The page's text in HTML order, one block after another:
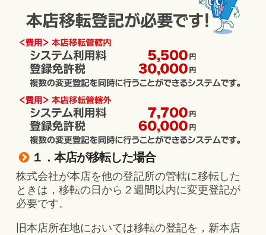
１．本店が移転した場合
株式会社が本店を他の登記所の管轄に移転した
ときは，移転の日から２週間以内に変更登記が
必要です。
旧本店所在地においては移転の登記を，新本店